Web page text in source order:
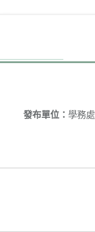
發布單位： 學務處